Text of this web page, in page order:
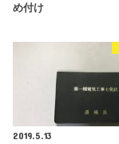
め付け
2019.5.13